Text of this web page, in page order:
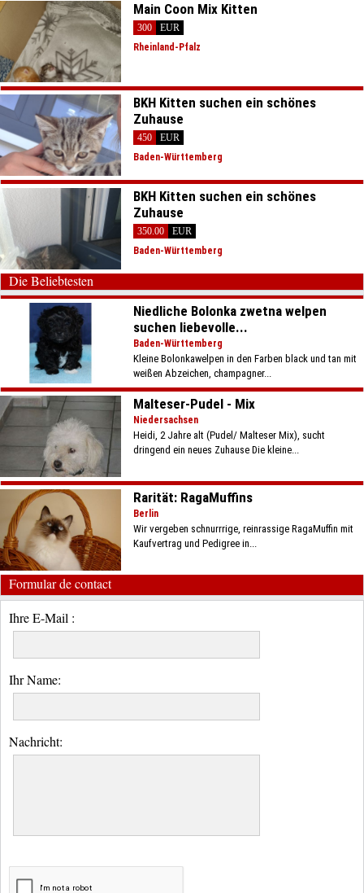
Main Coon Mix Kitten
300
EUR
Rheinland-Pfalz
BKH Kitten suchen ein schönes
Zuhause
450
EUR
Baden-Württemberg
BKH Kitten suchen ein schönes
Zuhause
350.00
EUR
Baden-Württemberg
Die Beliebtesten
Niedliche Bolonka zwetna welpen
suchen liebevolle...
Baden-Württemberg
Kleine Bolonkawelpen in den Farben black und tan mit
weißen Abzeichen, champagner...
Malteser-Pudel - Mix
Niedersachsen
Heidi, 2 Jahre alt (Pudel/ Malteser Mix), sucht
dringend ein neues Zuhause Die kleine...
Rarität: RagaMuffins
Berlin
Wir vergeben schnurrrige, reinrassige RagaMuffin mit
Kaufvertrag und Pedigree in...
Formular de contact
Ihre E-Mail :
Ihr Name:
Nachricht: